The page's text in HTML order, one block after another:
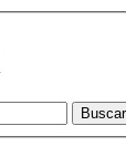
Buscar